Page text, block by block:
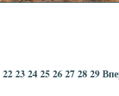
22 23 24 25 26 27 28 29